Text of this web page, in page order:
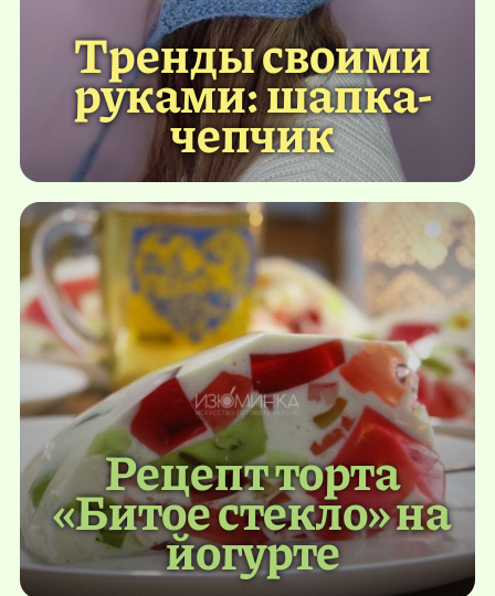
Тренды своими
руками: шапка-
чепчик
Рецепт торта
«Битое стекло» на
йогурте